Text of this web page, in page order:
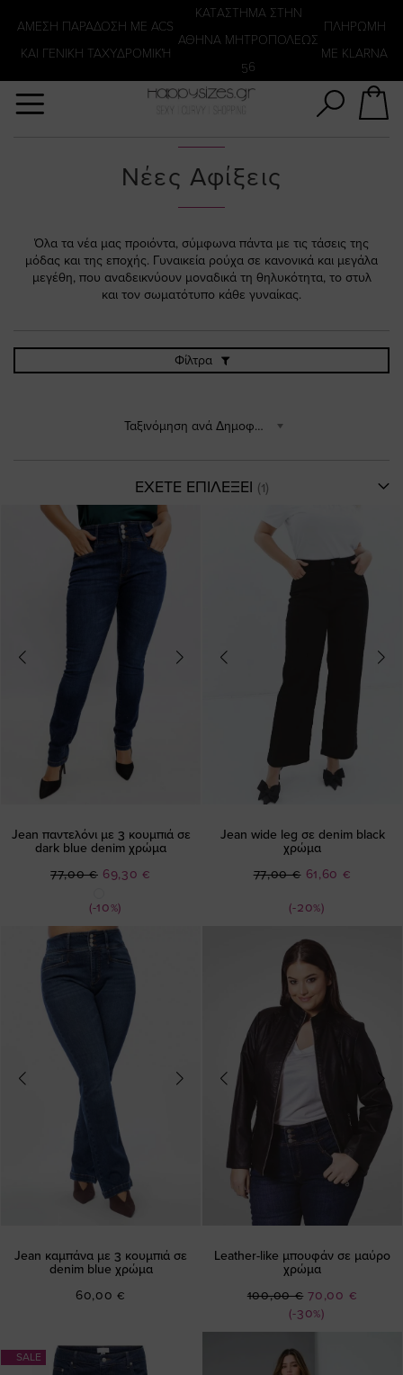
ΑΜΕΣΗ ΠΑΡΑΔΟΣΗ ΜΕ ACS
ΚΑΙ ΓΕΝΙΚΗ ΤΑΧΥΔΡΟΜΙΚΉ
KATΑΣΤΗΜΑ ΣΤΗΝ
ΑΘΗΝΑ ΜΗΤΡΟΠΟΛΕΩΣ
56
ΠΛΗΡΩΜΗ
ΜΕ KLARNA
Νέες Αφίξεις
Όλα τα νέα μας προιόντα, σύμφωνα πάντα με τις τάσεις της
μόδας και της εποχής. Γυναικεία ρούχα σε κανονικά και μεγάλα
μεγέθη, που αναδεικνύουν μοναδικά τη θηλυκότητα, το στυλ
και τον σωματότυπο κάθε γυναίκας.
Φίλτρα
Ταξινόμηση ανά Δημοφιλέστερα
ΕΧΕΤΕ ΕΠΙΛΕΞΕΙ
Jean παντελόνι με 3 κουμπιά σε
dark blue denim χρώμα
(-10%)
Ειδική
69,30 €
77,00 €
Jean wide leg σε denim black
χρώμα
(-20%)
Ειδική
61,60 €
77,00 €
Jean καμπάνα με 3 κουμπιά σε
denim blue χρώμα
60,00 €
Leather-like μπουφάν σε μαύρο
χρώμα
(-30%)
Ειδική
Τιμή
70,00 €
100,00 €
SALE
Αναζήτηση